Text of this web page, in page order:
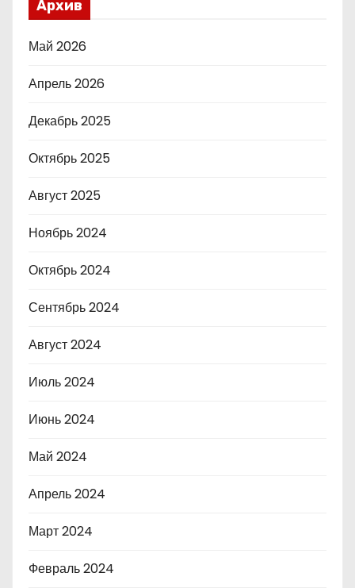
Архив
Май 2026
Апрель 2026
Декабрь 2025
Октябрь 2025
Август 2025
Ноябрь 2024
Октябрь 2024
Сентябрь 2024
Август 2024
Июль 2024
Июнь 2024
Май 2024
Апрель 2024
Март 2024
Февраль 2024